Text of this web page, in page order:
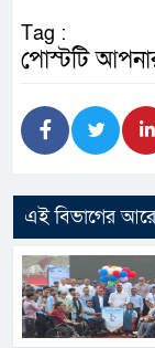
Tag :
পোস্টটি
এই বিভাগের